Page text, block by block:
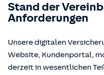
Stand der
Anforderungen
Unsere digitalen
Website, Kundenportal,
derzeit in wesentlichen